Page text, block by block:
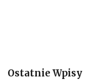
Ostatnie Wpisy